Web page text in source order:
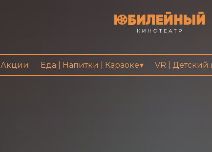
Акции Еда | Напитки | Караоке VR | Детский